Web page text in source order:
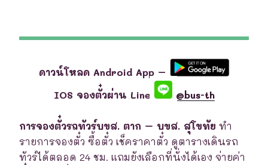
ดาวน์โหลด Android App –
IOS จองตั๋วผ่าน Line
@bus-th
การจองตั๋วรถทัวร์บขส. ตาก – บขส. สุโขทัย ทำ
รายการจองตั๋ว ซื้อตั๋ว เช็คราคาตั๋ว ดูตารางเดินรถ
ทัวร์ได้ตลอด 24 ชม. แถมยังเลือกที่นั่งได้เอง จ่ายค่า